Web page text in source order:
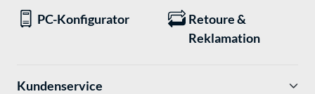
PC-Konfigurator
Retoure &
Reklamation
Kundenservice